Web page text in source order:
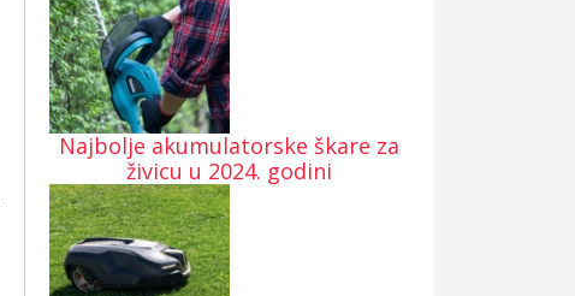
Najbolje akumulatorske škare za
živicu u 2024. godini